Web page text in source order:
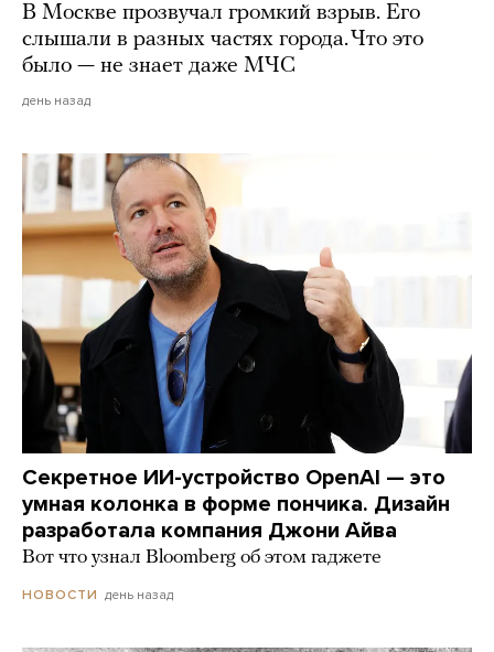
В Москве прозвучал громкий взрыв. Его
слышали в разных частях города. Что это
было — не знает даже МЧС
день назад
Секретное ИИ-устройство OpenAI — это
умная колонка в форме пончика. Дизайн
разработала компания Джони Айва
Вот что узнал Bloomberg об этом гаджете
НОВОСТИ день назад